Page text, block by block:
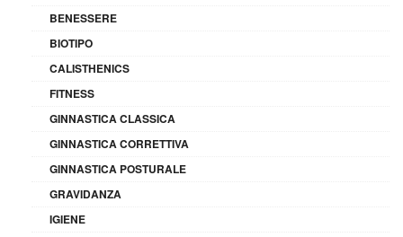
BENESSERE
BIOTIPO
CALISTHENICS
FITNESS
GINNASTICA CLASSICA
GINNASTICA CORRETTIVA
GINNASTICA POSTURALE
GRAVIDANZA
IGIENE